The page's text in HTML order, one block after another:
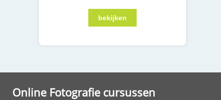
Online Fotografie cursussen